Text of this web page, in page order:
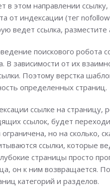
в этом направлении
от индексации (тег
ведет ссылка,
поискового робота
В зависимости от их
Поэтому верстка
определенных страниц.
ссылке на страницу,
ссылок, будет
но на сколько,
ссылки, которые
страницы просто
он к ним возвращается.
категорий и разделов.